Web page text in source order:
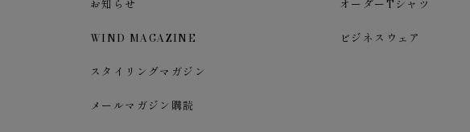
お知らせ
WIND MAGAZINE
スタイリングマガジン
メールマガジン購読
オーダーTシャツ
ビジネスウェア